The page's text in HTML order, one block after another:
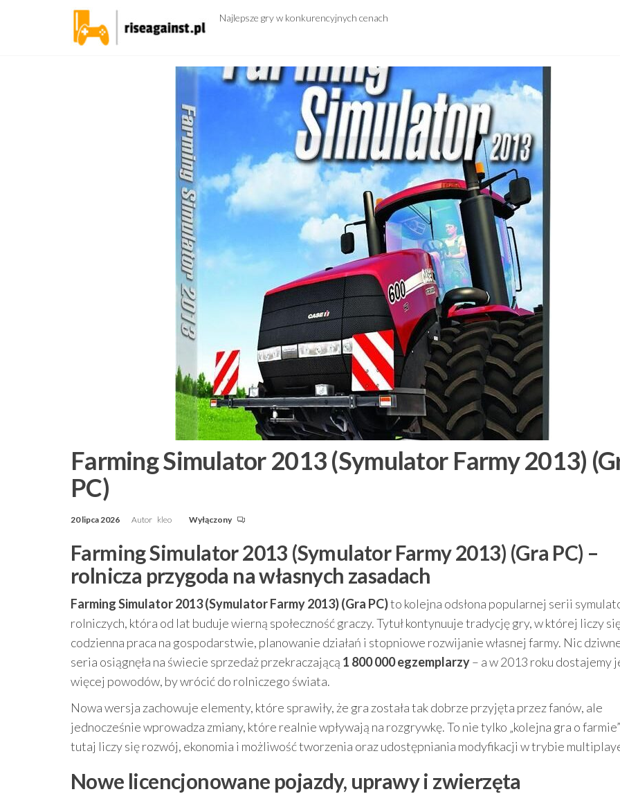
Najlepsze gry w konkurencyjnych cenach
Farming Simulator 2013 (Symulator Farmy 2013)
PC)
20 lipca 2026 Autor kleo Wyłączony
Farming Simulator 2013 (Symulator Farmy 2013) (Gra PC) –
rolnicza przygoda na własnych zasadach
Farming Simulator 2013 (Symulator Farmy 2013) (Gra PC)to kolejna odsłona popularnej serii
rolniczych, która od lat buduje wierną społeczność graczy. Tytuł kontynuuje tradycję gry, w której liczy
codzienna praca na gospodarstwie, planowanie działań i stopniowe rozwijanie własnej farmy. Nic
seria osiągnęła na świecie sprzedaż przekraczającą 1 800 000 egzemplarzy– a w 2013 roku dostajemy
więcej powodów, by wrócić do rolniczego świata.
Nowa wersja zachowuje elementy, które sprawiły, że gra została tak dobrze przyjęta przez fanów, ale
jednocześnie wprowadza zmiany, które realnie wpływają na rozgrywkę. To nie tylko „kolejna gra o
tutaj liczy się rozwój, ekonomia i możliwość tworzenia oraz udostępniania modyfikacji w trybie
Nowe licencjonowane pojazdy, uprawy i zwierzęta